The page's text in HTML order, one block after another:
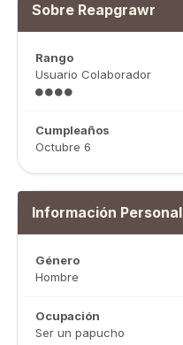
Sobre Reapgrawr
Rango
Usuario Colaborador
Cumpleaños
Octubre 6
Información Personal
Género
Hombre
Ocupación
Ser un papucho